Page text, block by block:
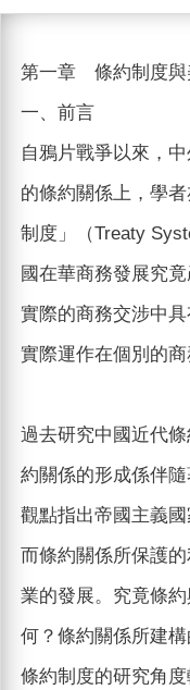
第一章 條約制度與
一、前言
自鴉片戰爭以來，
的條約關係上，學
制度」（Treaty
國在華商務發展究
實際的商務交涉中
實際運作在個別的
過去研究中國近代
約關係的形成係伴
觀點指出帝國主義
而條約關係所保護
業的發展。究竟條
何？條約關係所建
條約制度的研究角